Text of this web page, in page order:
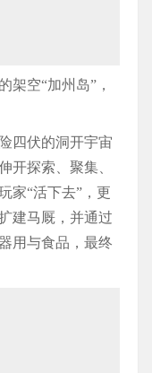
架空“加州岛”，
四伏的洞开宇宙
开探索、聚集、
家“活下去”，更
建马厩，并通过
用与食品，最终